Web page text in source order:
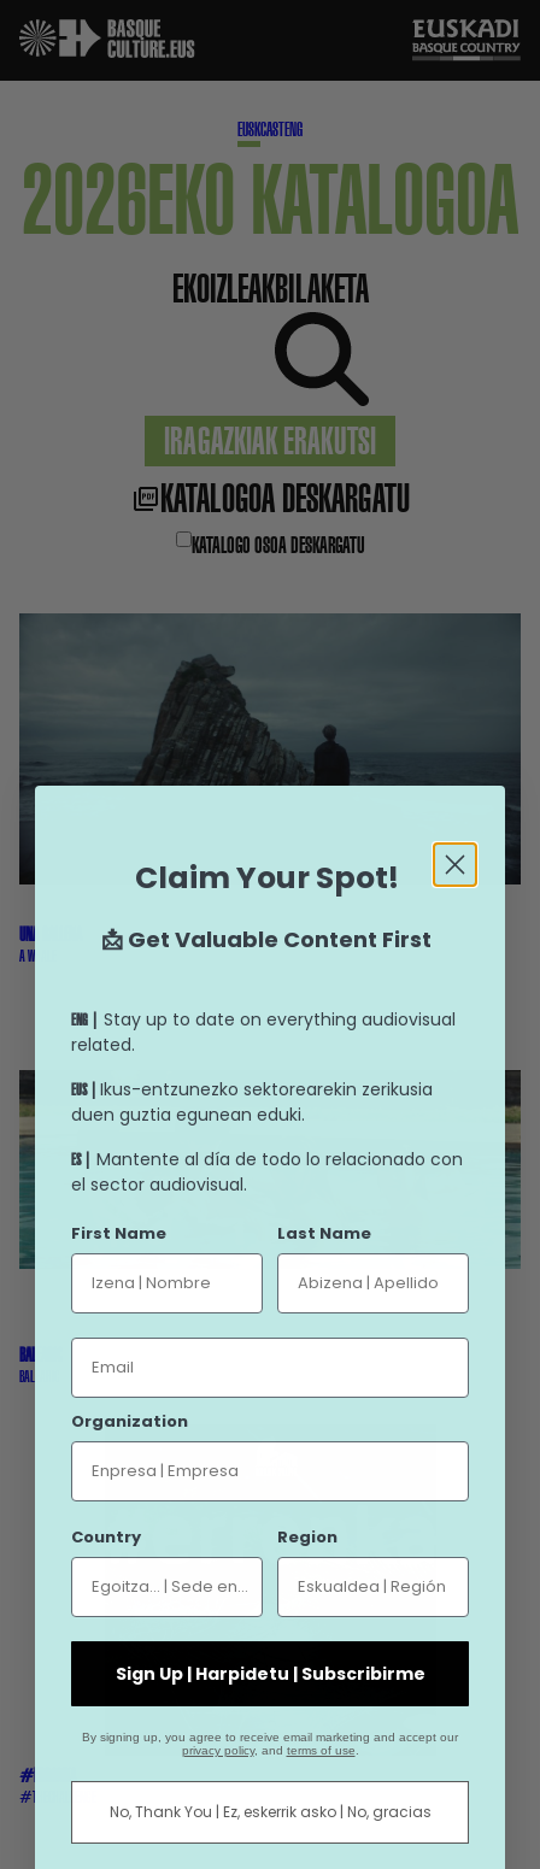
EUSKCASTENG
2026EKO KATALOGOA
EKOIZLEAKBILAKETA
IRAGAZKIAK ERAKUTSI
KATALOGOA DESKARGATU
KATALOGO OSOA DESKARGATU
UNA BALLENA
A WHALE
BALEARIC
BALEARIC
#ERRONKA
#THECHALLENGE
Claim Your Spot!
📩 Get Valuable Content First
ENG | Stay up to date on everything audiovisual
related.
EUS | Ikus-entzunezko sektorearekin zerikusia
duen guztia egunean eduki.
ES | Mantente al día de todo lo relacionado con
el sector audiovisual.
First Name Last Name
Email
Organization
Country Region
Sign Up | Harpidetu | Subscribirme
By signing up, you agree to receive email marketing and accept our
privacy policy, and terms of use
No, Thank You | Ez, eskerrik asko | No, gracias